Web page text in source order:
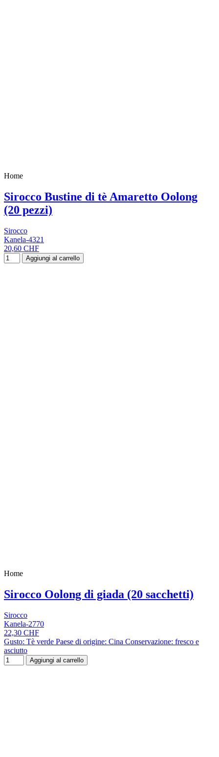
Home
Sirocco Bustine di tè Amaretto Oolong
(20 pezzi)
Sirocco
Kanela-4321
20,60 CHF
Aggiungi al carrello
Home
Sirocco Oolong di giada (20 sacchetti)
Sirocco
Kanela-2770
22,30 CHF
Gusto: Tè verde Paese di origine: Cina Conservazione: fresco e
asciutto
Aggiungi al carrello